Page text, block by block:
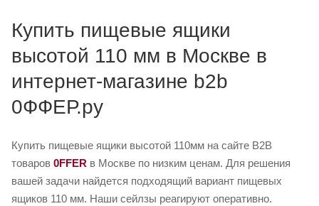
Купить пищевые ящики
высотой 110 мм в Москве в
интернет-магазине b2b
0ФФЕР.ру
Купить пищевые ящики высотой 110мм на сайте B2B
товаров 0FFER в Москве по низким ценам. Для решения
вашей задачи найдется подходящий вариант пищевых
ящиков 110 мм. Наши сейлзы реагируют оперативно.